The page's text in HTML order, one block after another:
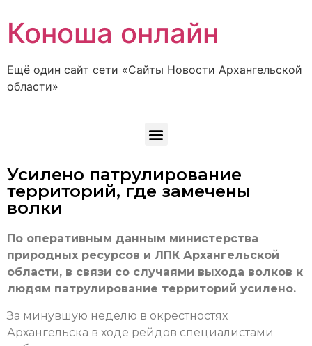
Коноша онлайн
Ещё один сайт сети «Сайты Новости Архангельской
области»
Усилено патрулирование
территорий, где замечены
волки
По оперативным данным министерства
природных ресурсов и ЛПК Архангельской
области, в связи со случаями выхода волков к
людям патрулирование территорий усилено.
За минувшую неделю в окрестностях
Архангельска в ходе рейдов специалистами